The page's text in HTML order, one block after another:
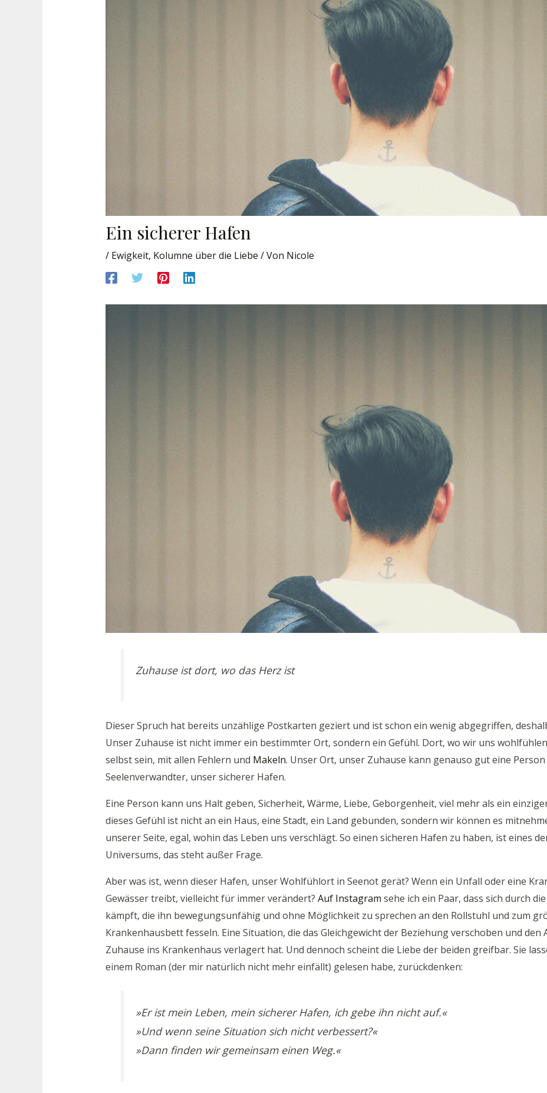
Ein sicherer Hafen
/ Ewigkeit, Kolumne über die Liebe / Von Nicole
Zuhause ist dort, wo das Herz ist
Dieser Spruch hat bereits unzählige Postkarten geziert und ist schon ein wenig abgegriffen,
Unser Zuhause ist nicht immer ein bestimmter Ort, sondern ein Gefühl. Dort, wo wir uns
selbst sein, mit allen Fehlern und Makeln. Unser Ort, unser Zuhause kann genauso gut eine
Seelenverwandter, unser sicherer Hafen.
Eine Person kann uns Halt geben, Sicherheit, Wärme, Liebe, Geborgenheit, viel mehr als ein
dieses Gefühl ist nicht an ein Haus, eine Stadt, ein Land gebunden, sondern wir können es
unserer Seite, egal, wohin das Leben uns verschlägt. So einen sicheren Hafen zu haben, ist eines
Universums, das steht außer Frage.
Aber was ist, wenn dieser Hafen, unser Wohlfühlort in Seenot gerät? Wenn ein Unfall oder eine
Gewässer treibt, vielleicht für immer verändert? Auf Instagram sehe ich ein Paar, dass sich durch
kämpft, die ihn bewegungsunfähig und ohne Möglichkeit zu sprechen an den Rollstuhl und zum
Krankenhausbett fesseln. Eine Situation, die das Gleichgewicht der Beziehung verschoben und den
Zuhause ins Krankenhaus verlagert hat. Und dennoch scheint die Liebe der beiden greifbar. Sie
einem Roman (der mir natürlich nicht mehr einfällt) gelesen habe, zurückdenken:
»Er ist mein Leben, mein sicherer Hafen, ich gebe ihn nicht auf.«
»Und wenn seine Situation sich nicht verbessert?«
»Dann finden wir gemeinsam einen Weg.«